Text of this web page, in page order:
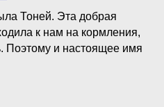
Тоней. Эта добрая
к нам на кормления,
Поэтому и настоящее имя